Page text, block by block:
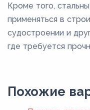
Кроме того,
применяться в
судостроении и
где требуется
Похожие